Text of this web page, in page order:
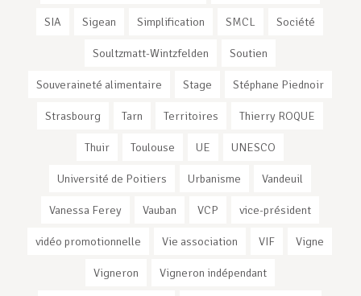
SIA Sigean Simplification SMCL Société
Soultzmatt-Wintzfelden Soutien
Souveraineté alimentaire Stage Stéphane Piednoir
Strasbourg Tarn Territoires Thierry ROQUE
Thuir Toulouse UE UNESCO
Université de Poitiers Urbanisme Vandeuil
Vanessa Ferey Vauban VCP vice-président
vidéo promotionnelle Vie association VIF Vigne
Vigneron Vigneron indépendant